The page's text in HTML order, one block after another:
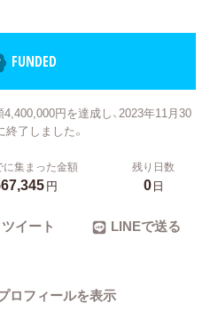
FUNDED
円を達成し、2023年11月30
終了しました。
に集まった金額
円
残り日数
0日
ツイート LINEで送る
ロフィールを表示